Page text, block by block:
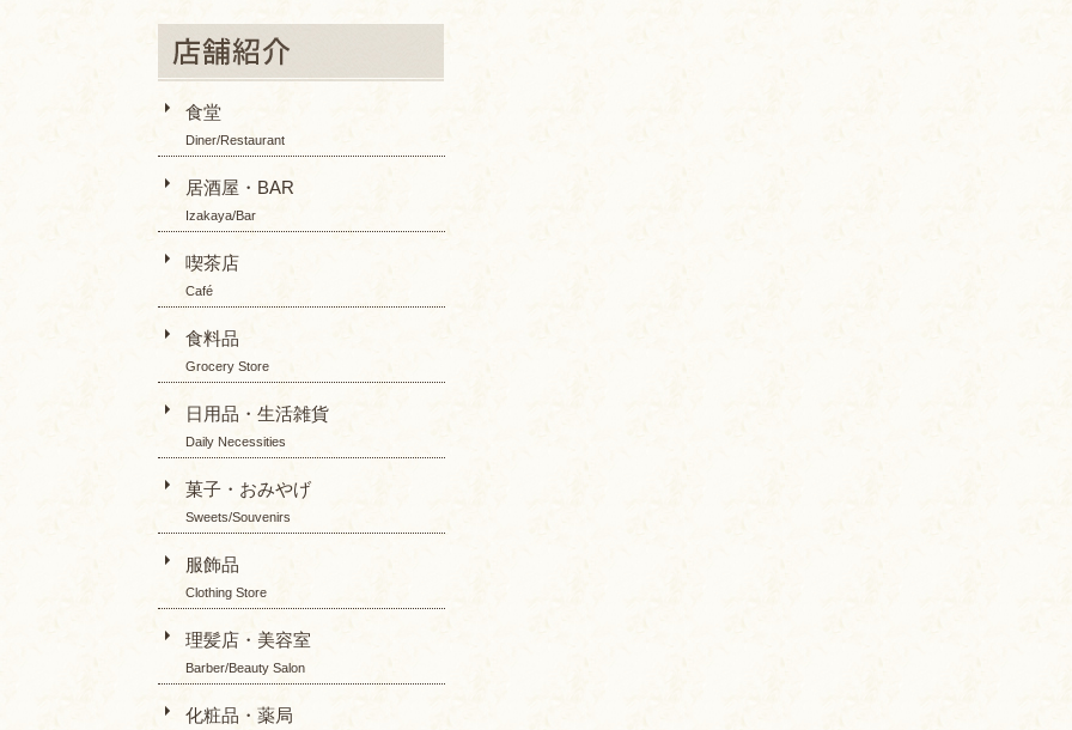
食堂
Diner/Restaurant
居酒屋・BAR
Izakaya/Bar
喫茶店
Café
食料品
Grocery Store
日用品・生活雑貨
Daily Necessities
菓子・おみやげ
Sweets/Souvenirs
服飾品
Clothing Store
理髪店・美容室
Barber/Beauty Salon
化粧品・薬局